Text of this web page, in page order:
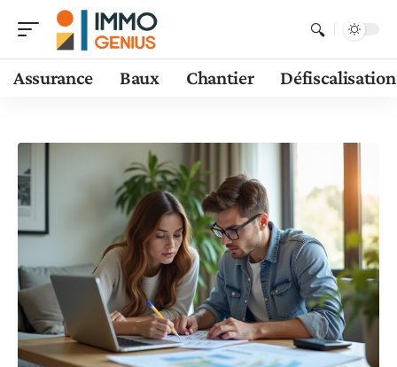
Assurance Baux Chantier Défiscalisation